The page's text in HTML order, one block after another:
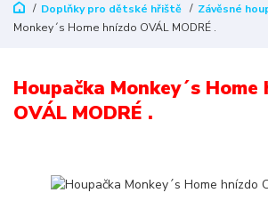
Doplňky pro dětské hřiště Závěsné
Monkey´s Home hnízdo OVÁL MODRÉ .
Houpačka Monkey´s Home
OVÁL MODRÉ .